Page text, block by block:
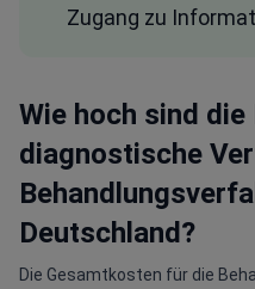
Wie hoch sind
diagnostische
Deutschland?
Die Gesamtkosten für die
Zugang zu